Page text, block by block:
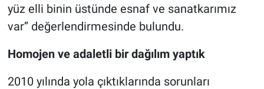
yüz elli binin üstünde esnaf ve sanatkarımız
var’’ değerlendirmesinde bulundu.
Homojen ve adaletli bir dağılım yaptık
2010 yılında yola çıktıklarında sorunları